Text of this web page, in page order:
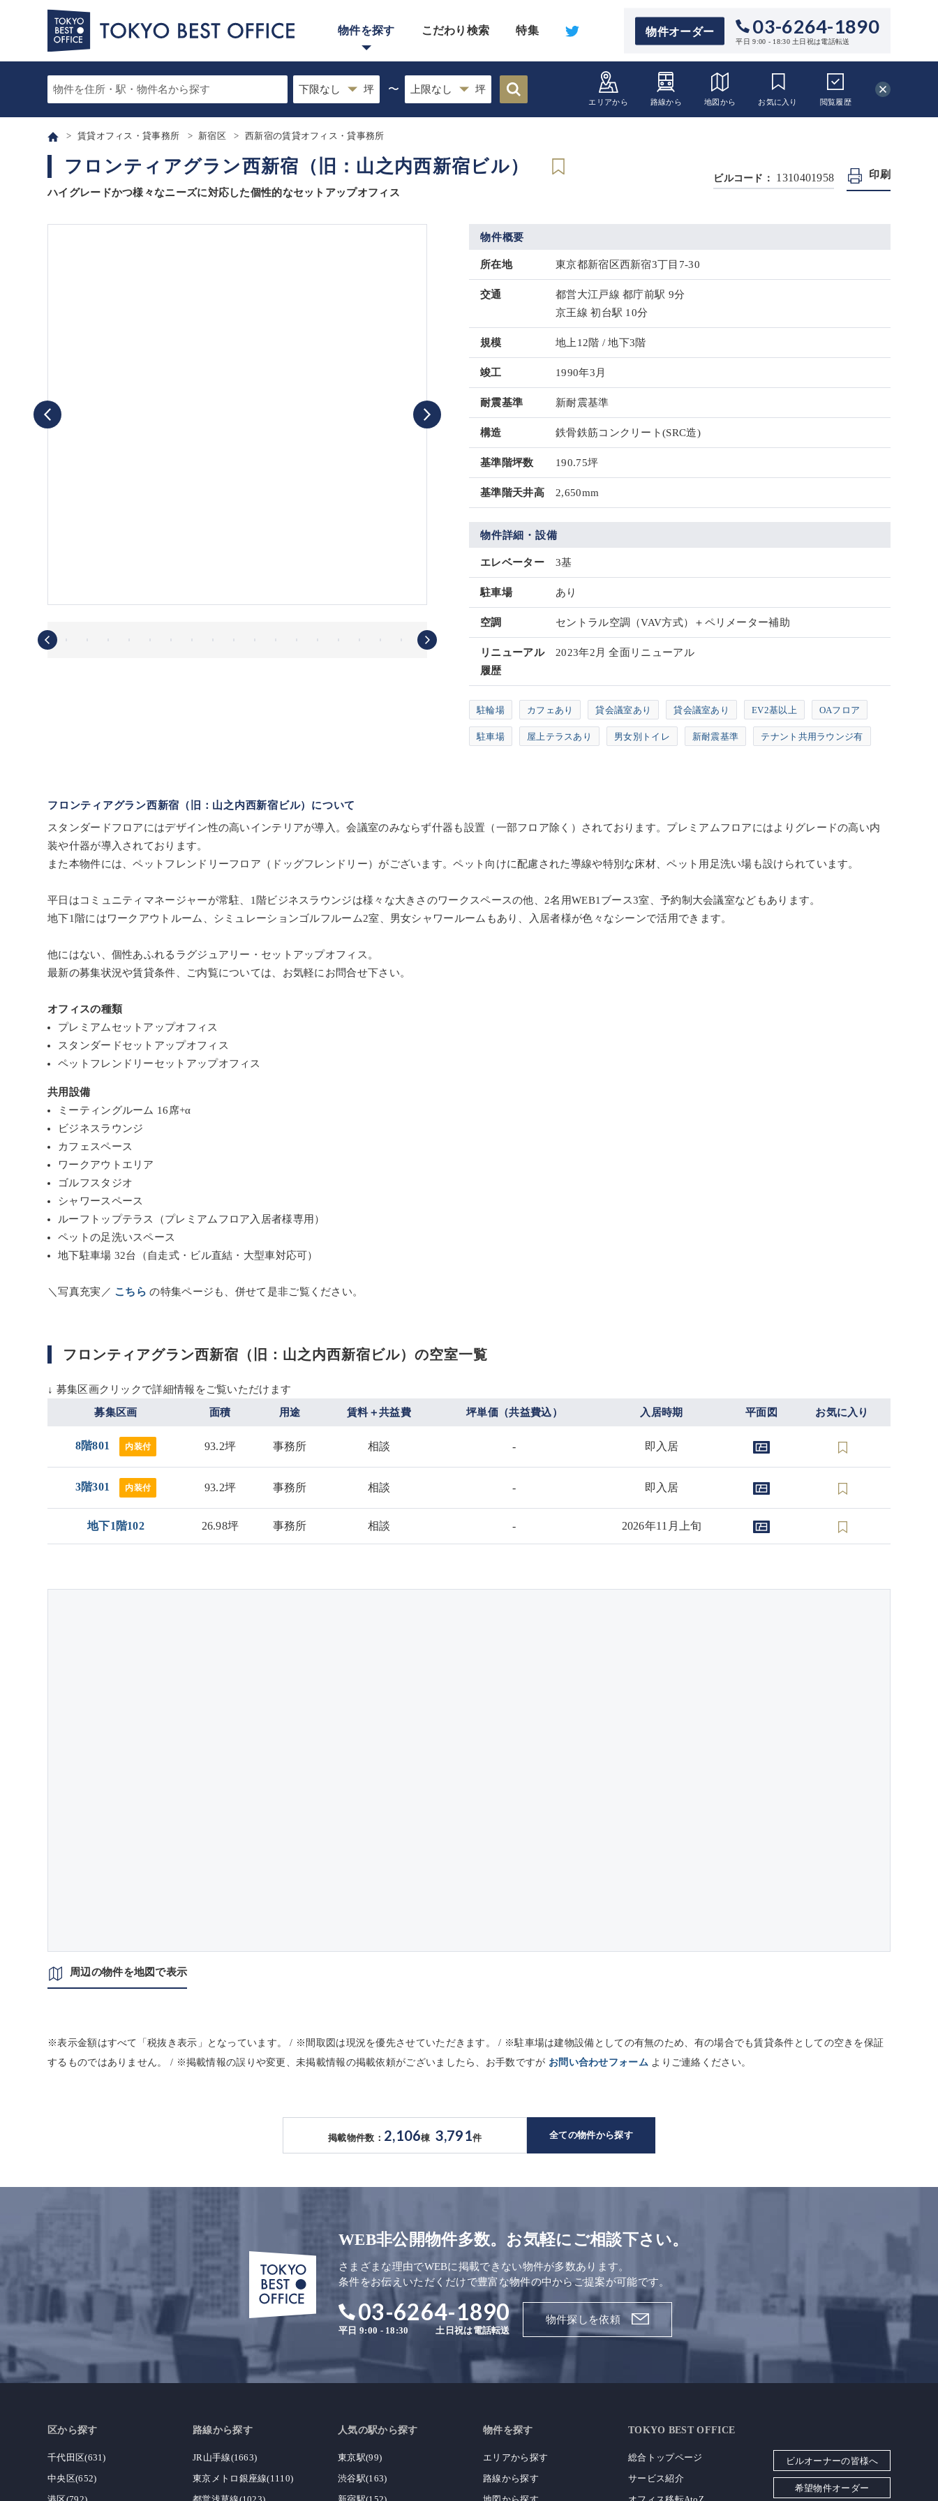
物件オーダー 03-6264-1890
平日 9:00 - 18:30 土日祝は電話転送
物件を探す こだわり検索 特集
エリアから 路線から 地図から お気に入り 閲覧履歴
〜
賃貸オフィス・貸事務所 新宿区 西新宿の賃貸オフィス・貸事務所
フロンティアグラン西新宿（旧：山之内西新宿ビル）
ハイグレードかつ様々なニーズに対応した個性的なセットアップオフィス
ビルコード： 1310401958 印刷
物件概要
所在地 東京都新宿区西新宿3丁目7-30
交通
都営大江戸線 都庁前駅 9分
京王線 初台駅 10分
規模 地上12階 / 地下3階
竣工 1990年3月
耐震基準 新耐震基準
構造 鉄骨鉄筋コンクリート(SRC造)
基準階坪数 190.75坪
基準階天井高 2,650mm
物件詳細・設備
エレベーター 3基
駐車場 あり
空調 セントラル空調（VAV方式）＋ペリメーター補助
リニューアル
履歴
2023年2月 全面リニューアル
駐輪場 カフェあり 貸会議室あり 貸会議室あり EV2基以上 OAフロア
駐車場 屋上テラスあり 男女別トイレ 新耐震基準 テナント共用ラウンジ有
フロンティアグラン西新宿（旧：山之内西新宿ビル）について
スタンダードフロアにはデザイン性の高いインテリアが導入。会議室のみならず什器も設置（一部フロア除く）されております。プレミアムフロアにはよりグレードの高い内
装や什器が導入されております。
また本物件には、ペットフレンドリーフロア（ドッグフレンドリー）がございます。ペット向けに配慮された導線や特別な床材、ペット用足洗い場も設けられています。
平日はコミュニティマネージャーが常駐、1階ビジネスラウンジは様々な大きさのワークスペースの他、2名用WEB1ブース3室、予約制大会議室などもあります。
地下1階にはワークアウトルーム、シミュレーションゴルフルーム2室、男女シャワールームもあり、入居者様が色々なシーンで活用できます。
他にはない、個性あふれるラグジュアリー・セットアップオフィス。
最新の募集状況や賃貸条件、ご内覧については、お気軽にお問合せ下さい。
オフィスの種類
プレミアムセットアップオフィス
スタンダードセットアップオフィス
ペットフレンドリーセットアップオフィス
共用設備
ミーティングルーム 16席+α
ビジネスラウンジ
カフェスペース
ワークアウトエリア
ゴルフスタジオ
シャワースペース
ルーフトップテラス（プレミアムフロア入居者様専用）
ペットの足洗いスペース
地下駐車場 32台（自走式・ビル直結・大型車対応可）
＼写真充実／ こちら の特集ページも、併せて是非ご覧ください。
フロンティアグラン西新宿（旧：山之内西新宿ビル）の空室一覧
↓ 募集区画クリックで詳細情報をご覧いただけます
募集区画 面積 用途 賃料＋共益費 坪単価（共益費込） 入居時期 平面図 お気に入り
8階801 内装付 93.2坪 事務所 相談 - 即入居
3階301 内装付 93.2坪 事務所 相談 - 即入居
地下1階102 26.98坪 事務所 相談 - 2026年11月上旬
周辺の物件を地図で表示
※表示金額はすべて「税抜き表示」となっています。 / ※間取図は現況を優先させていただきます。 / ※駐車場は建物設備としての有無のため、有の場合でも賃貸条件としての空きを保証
するものではありません。 / ※掲載情報の誤りや変更、未掲載情報の掲載依頼がございましたら、お手数ですが お問い合わせフォーム よりご連絡ください。
掲載物件数： 2,106棟 3,791 件 全ての物件から探す
WEB非公開物件多数。お気軽にご相談下さい。
さまざまな理由でWEBに掲載できない物件が多数あります。
条件をお伝えいただくだけで豊富な物件の中からご提案が可能です。
03-6264-1890
平日 9:00 - 18:30 土日祝は電話転送
物件探しを依頼
区から探す
千代田区(631)
中央区(652)
路線から探す
JR山手線(1663)
東京メトロ銀座線(1110)
人気の駅から探す
東京駅(99)
渋谷駅(163)
物件を探す
エリアから探す
路線から探す
TOKYO BEST OFFICE
総合トップページ
サービス紹介
ビルオーナーの皆様へ
希望物件オーダー